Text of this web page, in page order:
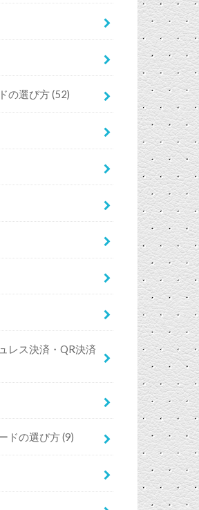
の選び方(52)
レス決済・QR決済
ドの選び方(9)